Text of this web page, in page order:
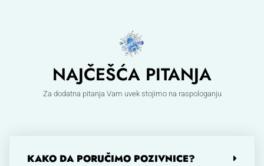
NAJČEŠĆA PITANJA
Za dodatna pitanja Vam uvek stojimo na raspologanju
KAKO DA PORUČIMO POZIVNICE?